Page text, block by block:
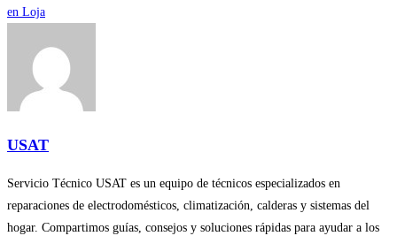
en Loja
USAT
Servicio Técnico USAT es un equipo de técnicos especializados en
reparaciones de electrodomésticos, climatización, calderas y sistemas del
hogar. Compartimos guías, consejos y soluciones rápidas para ayudar a los